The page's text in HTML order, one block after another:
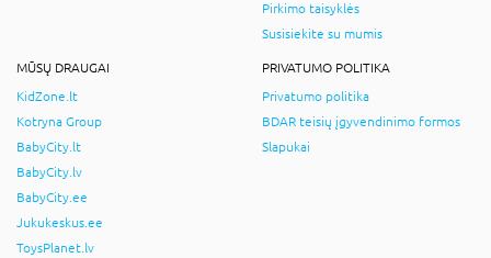
Pirkimo taisyklės
Susisiekite su mumis
MŪSŲ DRAUGAI
KidZone.lt
Kotryna Group
BabyCity.lt
BabyCity.lv
BabyCity.ee
Jukukeskus.ee
ToysPlanet.lv
PRIVATUMO POLITIKA
Privatumo politika
BDAR teisių įgyvendinimo formos
Slapukai